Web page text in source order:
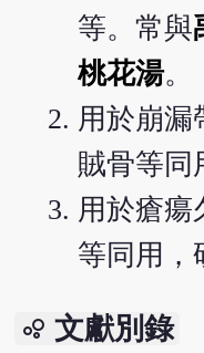
等。常與
桃花湯。
用於崩漏
賊骨等同
用於瘡瘍
等同用，
bubble_chart 文獻別錄